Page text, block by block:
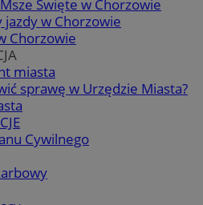
Święte w Chorzowie
jazdy w Chorzowie
Chorzowie
miasta
sprawę w Urzędzie Miasta?
Cywilnego